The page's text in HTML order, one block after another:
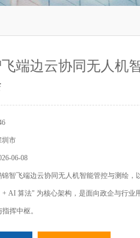
端边云协同无人机
圳市
06-08
智飞端边云协同无人机智能管控与测绘，
+ AI 算法" 为核心架构，是面向政企与行业
挥中枢。